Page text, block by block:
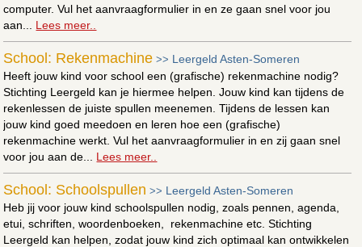
computer. Vul het aanvraagformulier in en ze gaan snel voor jou
aan... Lees meer..
School: Rekenmachine >> Leergeld Asten-Someren
Heeft jouw kind voor school een (grafische) rekenmachine nodig?
Stichting Leergeld kan je hiermee helpen. Jouw kind kan tijdens de
rekenlessen de juiste spullen meenemen. Tijdens de lessen kan
jouw kind goed meedoen en leren hoe een (grafische)
rekenmachine werkt. Vul het aanvraagformulier in en zij gaan snel
voor jou aan de... Lees meer..
School: Schoolspullen >> Leergeld Asten-Someren
Heb jij voor jouw kind schoolspullen nodig, zoals pennen, agenda,
etui, schriften, woordenboeken, rekenmachine etc. Stichting
Leergeld kan helpen, zodat jouw kind zich optimaal kan ontwikkelen